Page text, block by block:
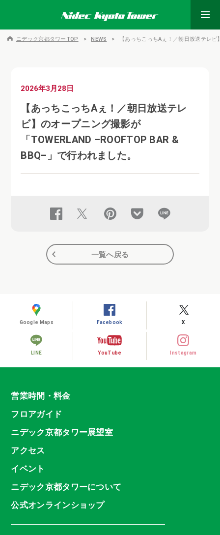
ニデック京都タワーTOP NEWS 【あっちこっちAぇ！／朝日放送テレ
2026年3月28日
【あっちこっちAぇ！／朝日放送テレ
ビ】のオープニング撮影が
「TOWERLAND –ROOFTOP BAR &
BBQ–」で行われました。
一覧へ戻る
Google Maps Facebook X
LINE YouTube Instagram
営業時間・料金
フロアガイド
ニデック京都タワー展望室
アクセス
イベント
ニデック京都タワーについて
公式オンラインショップ